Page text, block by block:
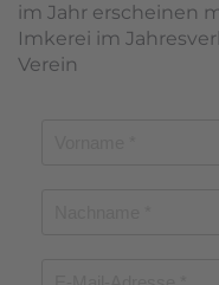
im Jahr erscheinen
Imkerei im
Verein